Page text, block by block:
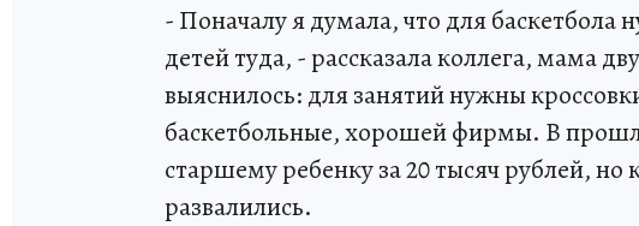
- Поначалу я думала, что для
детей туда, - рассказала коллега, мама
выяснилось: для занятий нужны
баскетбольные, хорошей фирмы. В
старшему ребенку за 20 тысяч рублей, но
развалились.